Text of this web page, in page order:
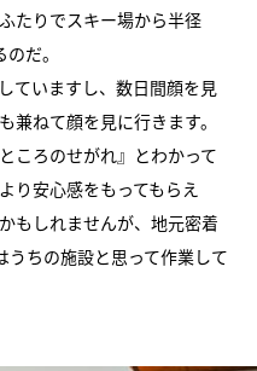
たりでスキー場から半径
だ。
ていますし、数日間顔を見
兼ねて顔を見に行きます。
ころのせがれ』とわかって
り安心感をもってもらえ
もしれませんが、地元密着
ちの施設と思って作業して